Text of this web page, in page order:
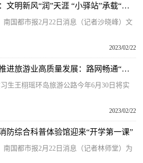
【世界快播报】三亚：文明新风“润”天涯 “小驿站”承载“大幸福”
南国都市报2月22日消息（记者沙晓峰）文
2023/02/22
焦点速看：海南全力推进旅游业高质量发展：路网畅通“森”呼吸 多元业态旅游兴
生王栩瑶环岛旅游公路今年6月30日将实
2023/02/22
防综合科普体验馆迎来“开学第一课”
国都市报2月22日消息（记者林师堂）为